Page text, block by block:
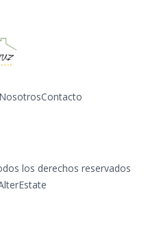
NosotrosContacto
los derechos reservados